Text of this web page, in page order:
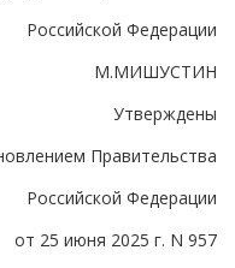
Российской Федерации
М.МИШУСТИН
Утверждены
Правительства
Российской Федерации
от 25 июня 2025 г. N 957